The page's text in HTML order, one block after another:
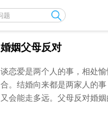
婚姻父母反对
谈恋爱是两个人的事，相处
合。结婚向来都是两家人的
又会能走多远。父母反对婚